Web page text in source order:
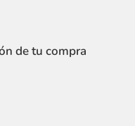
de tu compra